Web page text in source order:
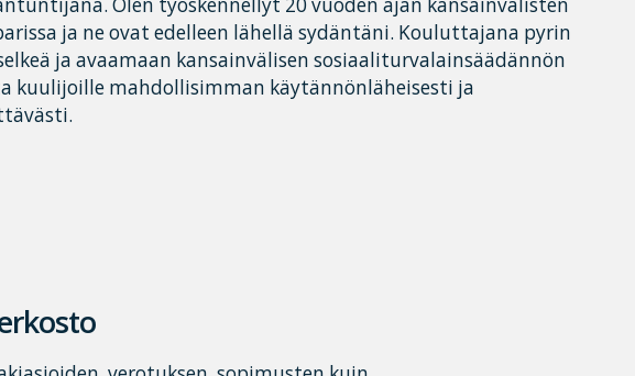
ja ne ovat edelleen lähellä sydäntäni. Kouluttajana pyrin
ja avaamaan kansainvälisen sosiaaliturvalainsäädännön
kuulijoille mahdollisimman käytännönläheisesti ja